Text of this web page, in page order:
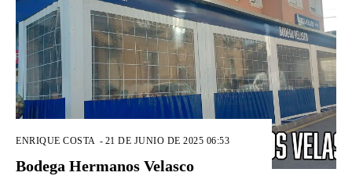
ENRIQUE COSTA - 21 DE JUNIO DE 2025 06:53
Bodega Hermanos Velasco